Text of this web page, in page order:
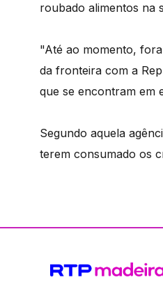
roubado alimentos na
"Até ao momento,
da fronteira com a
que se encontram em
Segundo aquela
terem consumado os